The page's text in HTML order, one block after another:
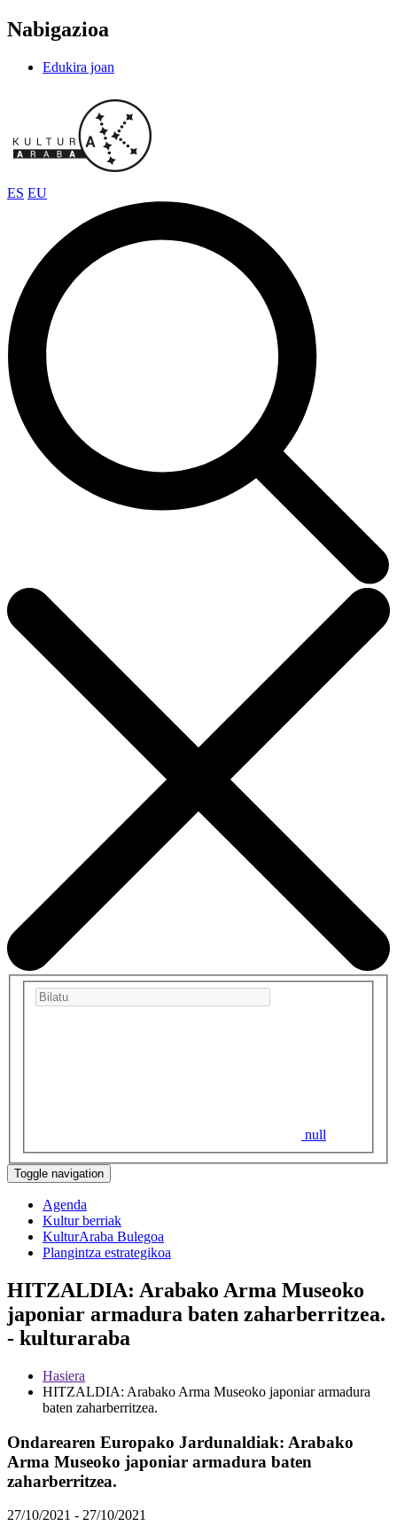
Nabigazioa
Edukira joan
ES EU
null
Toggle navigation
Agenda
Kultur berriak
KulturAraba Bulegoa
Plangintza estrategikoa
HITZALDIA: Arabako Arma Museoko
japoniar armadura baten zaharberritzea.
- kulturaraba
Hasiera
HITZALDIA: Arabako Arma Museoko japoniar armadura
baten zaharberritzea.
Ondarearen Europako Jardunaldiak: Arabako
Arma Museoko japoniar armadura baten
zaharberritzea.
27/10/2021 - 27/10/2021